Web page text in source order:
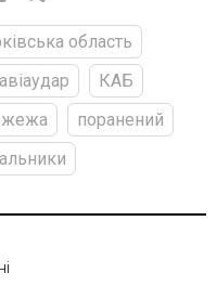
область
авіаудар
КАБ
поранений